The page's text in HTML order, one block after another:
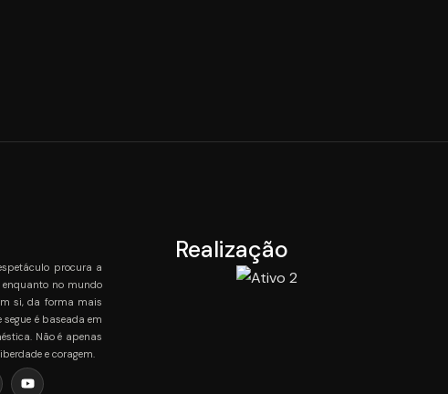
procura a
no mundo
si, da forma mais
segue é baseada em
Não é apenas
e coragem.
Realização